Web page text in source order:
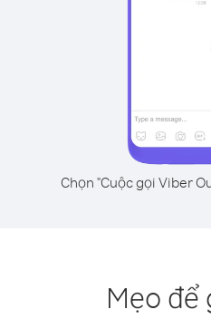
Chọn "Cuộc gọi Viber
Mẹo để